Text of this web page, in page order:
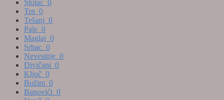
Stolac 0
Trn 0
Tešanj 0
Pale 0
Maglaj 0
Srbac 0
Nevesinje 0
Divičani 0
Ključ 0
Bužim 0
Banovići 0